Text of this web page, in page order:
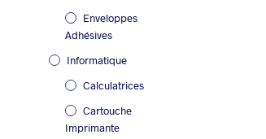
Enveloppes
Adhésives
Informatique
Calculatrices
Cartouche
Imprimante